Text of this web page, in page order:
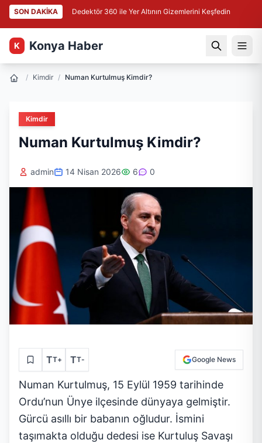
SON DAKİKA Dedektör 360 ile Yer Altının Gizemlerini Keşfedin
K Konya Haber
/ Kimdir / Numan Kurtulmuş Kimdir?
Kimdir
Numan Kurtulmuş Kimdir?
admin 14 Nisan 2026 6 0
TT+ TT- Google News
Numan Kurtulmuş, 15 Eylül 1959 tarihinde
Ordu’nun Ünye ilçesinde dünyaya gelmiştir.
Gürcü asıllı bir babanın oğludur. İsmini
taşımakta olduğu dedesi ise Kurtuluş Savaşı